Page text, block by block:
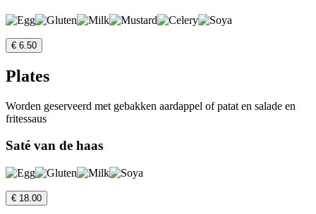
€ 6.50
Plates
Worden geserveerd met gebakken aardappel of patat en salade en
fritessaus
Saté van de haas
€ 18.00